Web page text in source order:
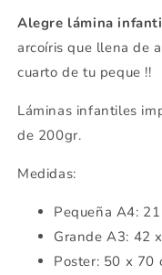
Alegre lámina
arcoíris que llena de
cuarto de tu peque !!
Láminas infantiles
de 200gr.
Medidas:
Pequeña A4:
Grande A3: 42
Poster: 50 x 70